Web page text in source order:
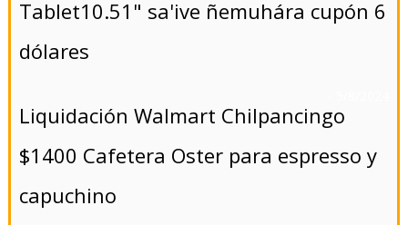
Tablet10.51" sa'ive ñemuhára cupón 6
dólares
Liquidación Walmart Chilpancingo
$1400 Cafetera Oster para espresso y
capuchino